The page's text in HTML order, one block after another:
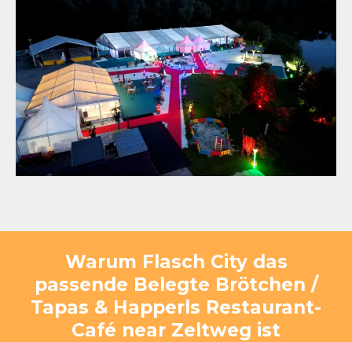
Warum Flasch City das
passende Belegte Brötchen /
Tapas & Happerls Restaurant-
Café near Zeltweg ist